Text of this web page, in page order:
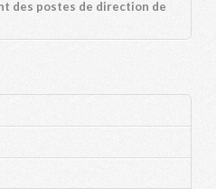
des postes de direction de